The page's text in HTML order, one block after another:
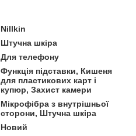
Nillkin
Штучна шкіра
Для телефону
Функція підставки, Кишеня
для пластикових карт і
купюр, Захист камери
Мікрофібра з внутрішньої
сторони, Штучна шкіра
Новий